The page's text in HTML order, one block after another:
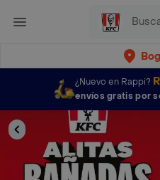
¿Nuevo en Rappi?
envíos gratis por